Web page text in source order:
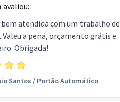
avaliou:
atendida com um trabalho de
Valeu a pena, orçamento grátis e
Obrigada!
Santos / Portão Automático